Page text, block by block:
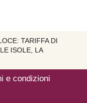
TARIFFA DI
LE ISOLE, LA
e condizioni